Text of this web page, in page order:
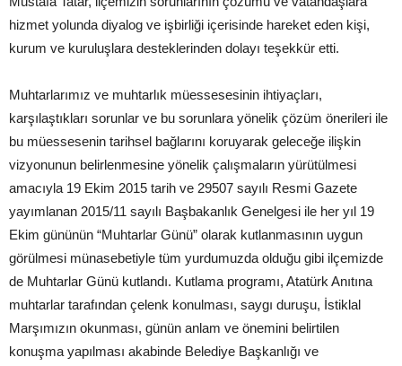
hizmet yolunda diyalog ve işbirliği içerisinde hareket eden kişi,
kurum ve kuruluşlara desteklerinden dolayı teşekkür etti.
Muhtarlarımız ve muhtarlık müessesesinin ihtiyaçları,
karşılaştıkları sorunlar ve bu sorunlara yönelik çözüm önerileri ile
bu müessesenin tarihsel bağlarını koruyarak geleceğe ilişkin
vizyonunun belirlenmesine yönelik çalışmaların yürütülmesi
amacıyla 19 Ekim 2015 tarih ve 29507 sayılı Resmi Gazete
yayımlanan 2015/11 sayılı Başbakanlık Genelgesi ile her yıl 19
Ekim gününün “Muhtarlar Günü” olarak kutlanmasının uygun
görülmesi münasebetiyle tüm yurdumuzda olduğu gibi ilçemizde
de Muhtarlar Günü kutlandı. Kutlama programı, Atatürk Anıtına
muhtarlar tarafından çelenk konulması, saygı duruşu, İstiklal
Marşımızın okunması, günün anlam ve önemini belirtilen
konuşma yapılması akabinde Belediye Başkanlığı ve